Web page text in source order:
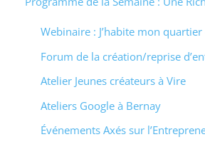
Webinaire : J’habite mon
Forum de la création/reprise
Atelier Jeunes créateurs à Vire
Ateliers Google à Bernay
Événements Axés sur